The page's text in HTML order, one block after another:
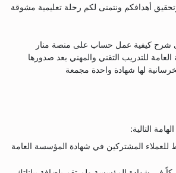
أهدافكم ونتمنى لكم رحلة تعليمية مشوقة
شرح كيفية عمل حساب على منصة منار
للتدريب التقني والمهني بعد صدورها
لها شهادة واحدة مجمعة
التالية:
المشتركين في شهادة المؤسسة العامة